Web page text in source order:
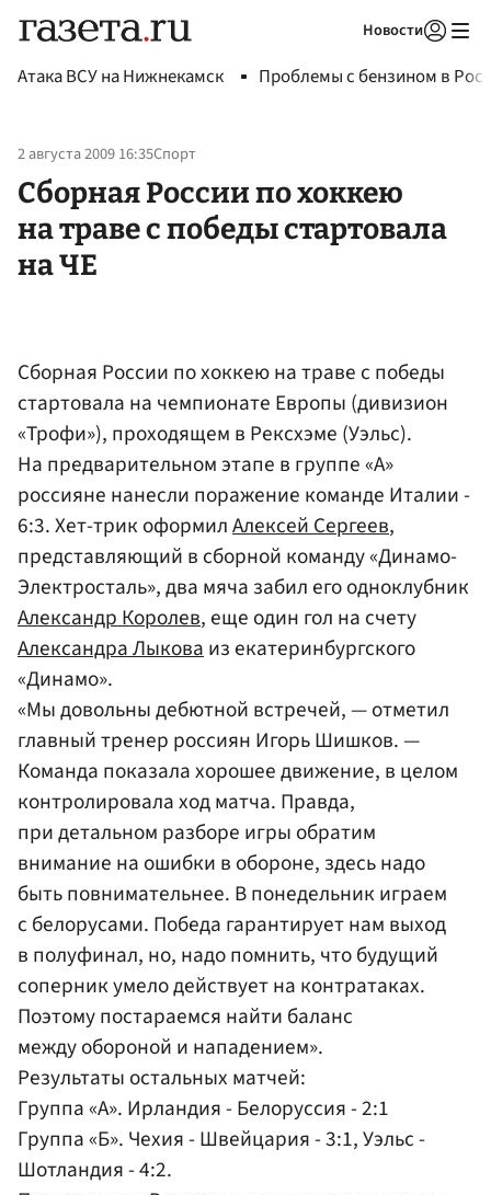
Новости
Атака ВСУ на Нижнекамск Проблемы с бензином в
2 августа 2009 16:35Спорт
Сборная России по хоккею
на траве с победы стартовала
на ЧЕ
Сборная России по хоккею на траве с победы
стартовала на чемпионате Европы (дивизион
«Трофи»), проходящем в Рексхэме (Уэльс).
На предварительном этапе в группе «А»
россияне нанесли поражение команде Италии -
6:3. Хет-трик оформилАлексей Сергеев,
представляющий в сборной команду «Динамо-
Электросталь», два мяча забил его одноклубник
Александр Королев, еще один гол на счету
Александра Лыковаиз екатеринбургского
«Динамо».
«Мы довольны дебютной встречей, — отметил
главный тренер россиян Игорь Шишков. —
Команда показала хорошее движение, в целом
контролировала ход матча. Правда,
при детальном разборе игры обратим
внимание на ошибки в обороне, здесь надо
быть повнимательнее. В понедельник играем
с белорусами. Победа гарантирует нам выход
в полуфинал, но, надо помнить, что будущий
соперник умело действует на контратаках.
Поэтому постараемся найти баланс
между обороной и нападением».
Результаты остальных матчей:
Группа «А». Ирландия - Белоруссия - 2:1
Группа «Б». Чехия - Швейцария - 3:1, Уэльс -
Шотландия - 4:2.